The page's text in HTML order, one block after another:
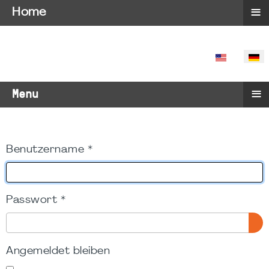
SPRACHE
Menu ≡
Benutzername *
Passwort *
Angemeldet bleiben
Home ≡